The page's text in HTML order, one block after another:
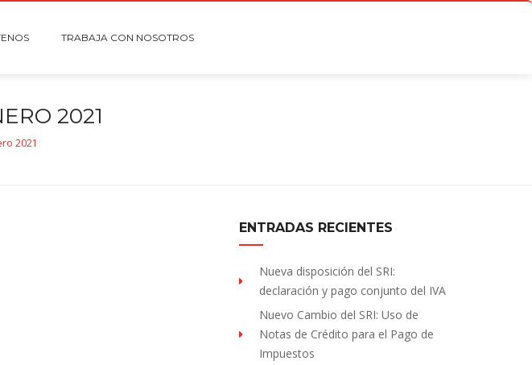
TRABAJA CON NOSOTROS
2021
2021
ENTRADAS RECIENTES
Nueva disposición del SRI:
declaración y pago conjunto del IVA
Nuevo Cambio del SRI: Uso de
Notas de Crédito para el Pago de
Impuestos